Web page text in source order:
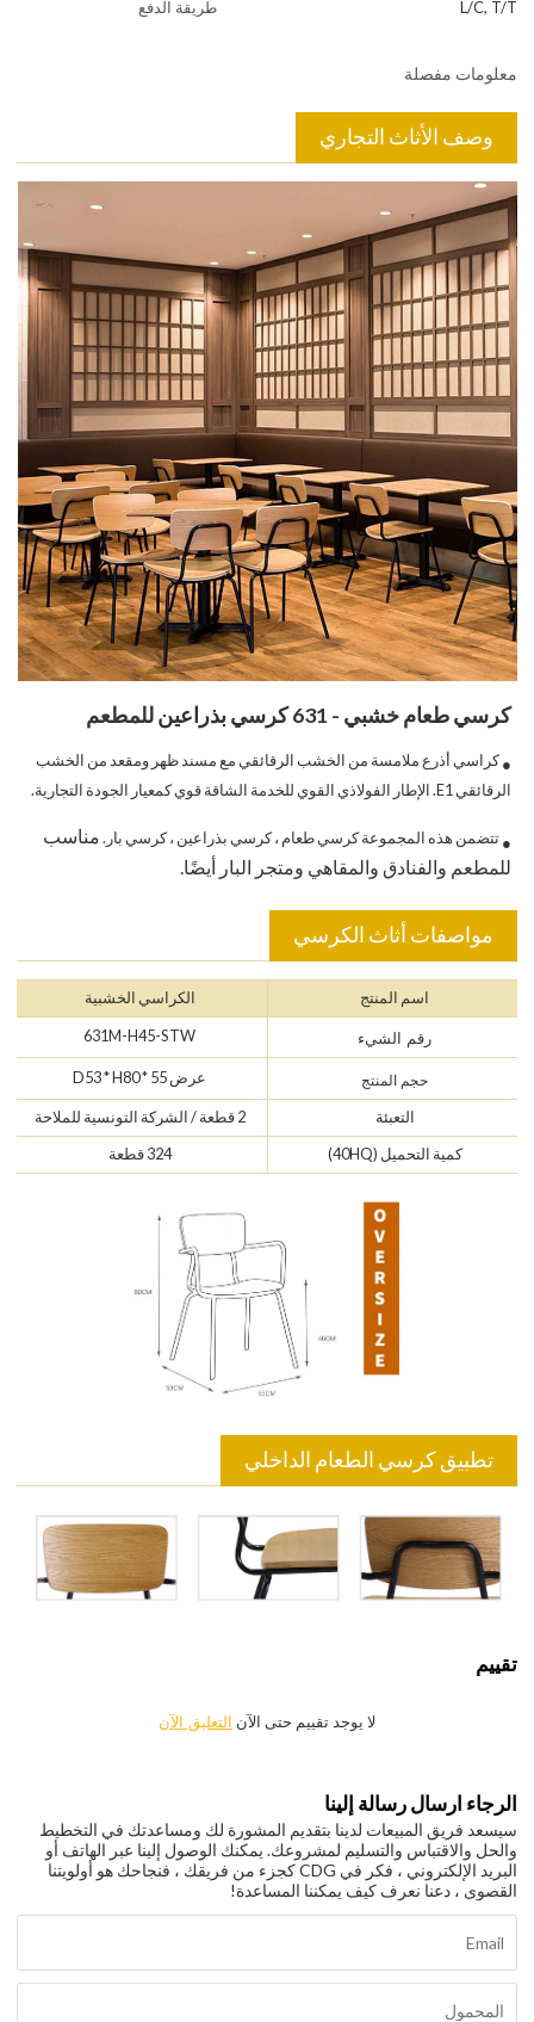
طريقة الدفع L/C, T/T
معلومات مفصلة
وصف الأثاث التجاري
كرسي طعام خشبي - 631 كرسي بذراعين للمطعم
● كراسي أذرع ملامسة من الخشب الرقائقي مع مسند ظهر ومقعد من الخشب
الرقائقي E1. الإطار الفولاذي القوي للخدمة الشاقة قوي كمعيار الجودة التجارية.
● تتضمن هذه المجموعة كرسي طعام ، كرسي بذراعين ، كرسي بار.مناسب
للمطعم والفنادق والمقاهي ومتجر البار أيضًا.
مواصفات أثاث الكرسي
اسم المنتج الكراسي الخشبية
رقم الشيء 631M-H45-STW
حجم المنتج عرض 55 * D53 * H80
التعبئة
2 قطعة / الشركة التونسية للملاحة
كمية التحميل (40HQ)
324 قطعة
تطبيق كرسي الطعام الداخلي
تقييم
لا يوجد تقييم حتى الآن التعليق الآن
الرجاء ارسال رسالة إلينا
سيسعد فريق المبيعات لدينا بتقديم المشورة لك ومساعدتك في التخطيط
والحل والاقتباس والتسليم لمشروعك. يمكنك الوصول إلينا عبر الهاتف أو
البريد الإلكتروني ، فكر في CDG كجزء من فريقك ، فنجاحك هو أولويتنا
القصوى ، دعنا نعرف كيف يمكننا المساعدة!